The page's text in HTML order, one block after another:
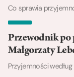
Co sprawia
Przewodnik po
Małgorzaty
Przyjemności